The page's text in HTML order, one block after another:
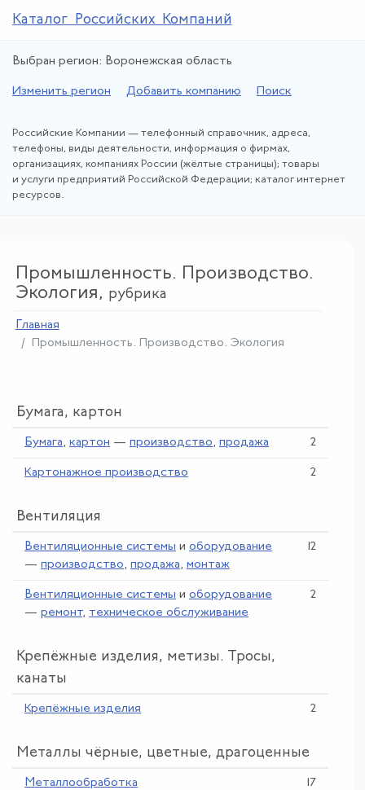
Каталог Российских Компаний
Выбран регион: Воронежская область
Изменить регион Добавить компанию Поиск
Российские Компании — телефонный справочник, адреса,
телефоны, виды деятельности, информация о фирмах,
организациях, компаниях России (жёлтые страницы); товары
и услуги предприятий Российской Федерации; каталог интернет
ресурсов.
Промышленность. Производство.
Экология, рубрика
Главная
Промышленность. Производство. Экология
Бумага, картон
Бумага, картон — производство, продажа 2
Картонажное производство 2
Вентиляция
Вентиляционные системы и оборудование
— производство, продажа, монтаж
12
Вентиляционные системы и оборудование
— ремонт, техническое обслуживание
2
Крепёжные изделия, метизы. Тросы,
канаты
Крепёжные изделия 2
Металлы чёрные, цветные, драгоценные
Металлообработка 17